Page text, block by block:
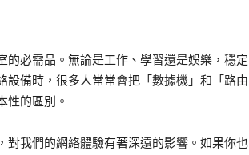
必需品。無論是工作、學習還是娛樂，穩定
設備時，很多人常常會把「數據機」和「路由
性的區別。
我們的網絡體驗有著深遠的影響。如果你也